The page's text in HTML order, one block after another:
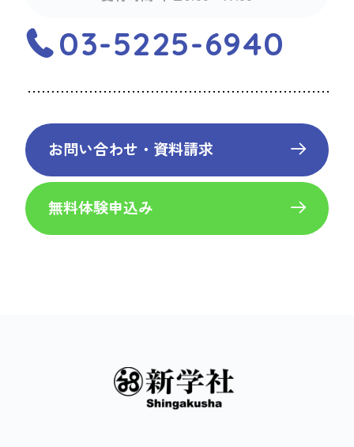
03-5225-6940
お問い合わせ・資料請求
無料体験申込み